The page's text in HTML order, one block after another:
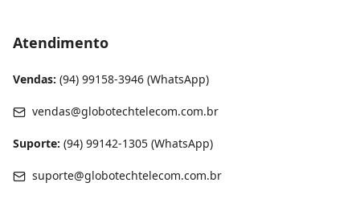
Atendimento
Vendas: (94) 99158-3946 (WhatsApp)
vendas@globotechtelecom.com.br
Suporte: (94) 99142-1305 (WhatsApp)
suporte@globotechtelecom.com.br